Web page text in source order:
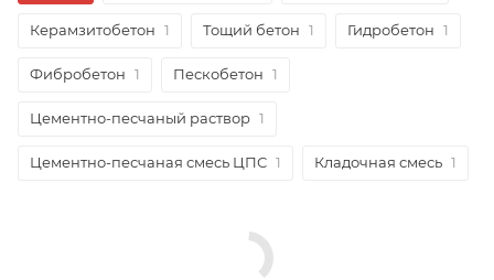
Керамзитобетон 1 Тощий бетон 1 Гидробетон 1
Фибробетон 1 Пескобетон 1
Цементно-песчаный раствор 1
Цементно-песчаная смесь ЦПС 1 Кладочная смесь 1